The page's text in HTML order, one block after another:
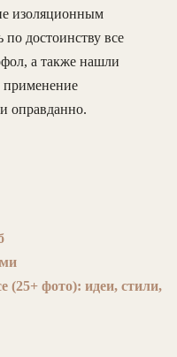
изоляционным
достоинству все
а также нашли
применение
оправданно.
(25+ фото): идеи, стили,